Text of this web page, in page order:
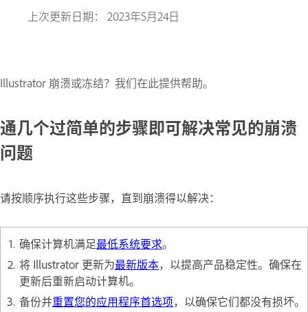
上次更新日期： 2023年5月24日
Illustrator 崩溃或冻结？我们在此提供帮助。
通几个过简单的步骤即可解决常见的崩溃
问题
请按顺序执行这些步骤，直到崩溃得以解决：
确保计算机满足最低系统要求。
将 Illustrator 更新为最新版本，以提高产品稳定性。确保在
更新后重新启动计算机。
备份并重置您的应用程序首选项，以确保它们都没有损坏。